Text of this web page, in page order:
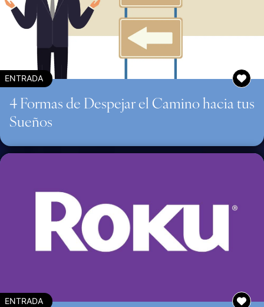
ENTRADA
4 Formas de Despejar el Camino hacia tus
Sueños
ENTRADA